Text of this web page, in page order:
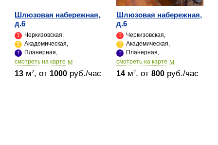
Шлюзовая набережная,
д.6
Черкизовская,
Академическая,
Планерная,
cмотреть на карте
13 м2, от 1000 руб./час
Шлюзовая набережная,
д.6
Черкизовская,
Академическая,
Планерная,
cмотреть на карте
14 м2, от 800 руб./час